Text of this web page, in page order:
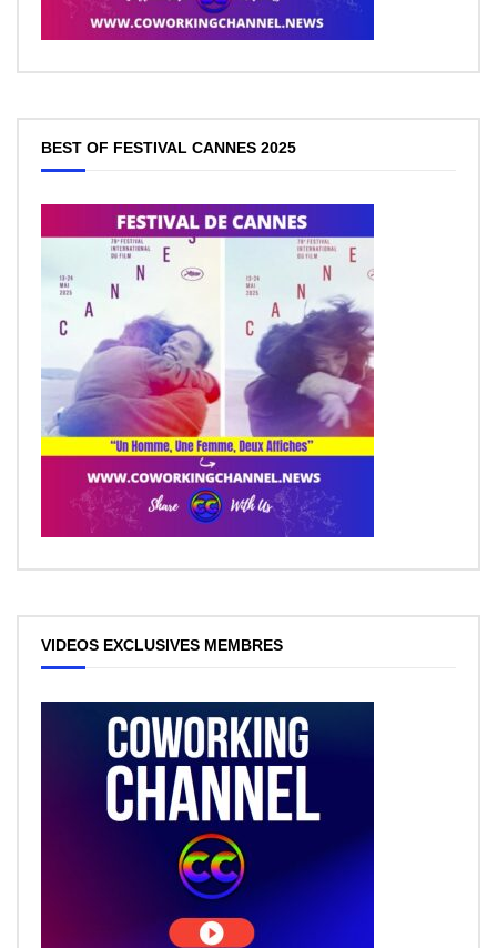
BEST OF FESTIVAL CANNES 2025
VIDEOS EXCLUSIVES MEMBRES